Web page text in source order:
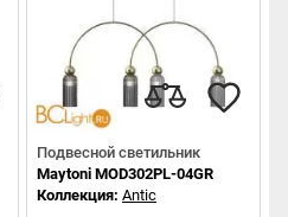
Подвесной светильник
Maytoni MOD302PL-04GR
Коллекция: Antic